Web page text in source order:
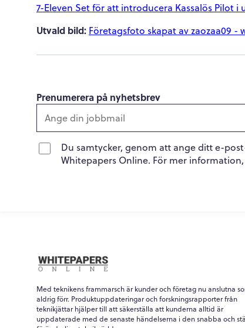
7-Eleven Set för att introducera Kassalös Pilot
Utvald bild: Företagsfoto skapat av zaozaa09 -
Prenumerera på nyhetsbrev
Du samtycker, genom att ange ditt e-
Whitepapers Online. För mer information,
Med teknikens frammarsch är kunder och företag nu anslutna
aldrig förr. Produktuppdateringar och forskningsrapporter från
teknikjättar hjälper till att säkerställa att kunderna alltid är
uppdaterade med de senaste händelserna i den snabba och